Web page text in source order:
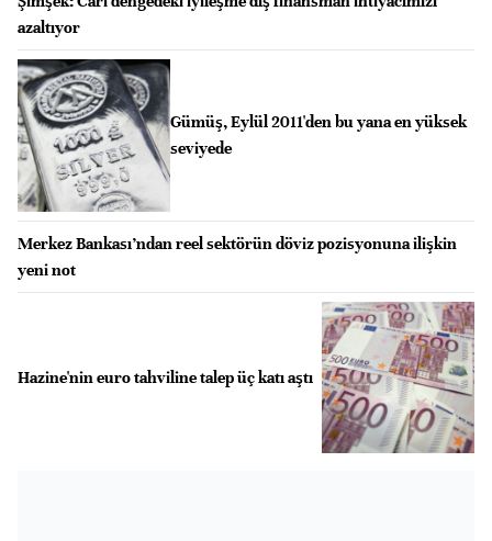
azaltıyor
Gümüş, Eylül 2011'den bu yana en yüksek
seviyede
Merkez Bankası’ndan reel sektörün döviz pozisyonuna ilişkin
yeni not
Hazine'nin euro tahviline talep üç katı aştı